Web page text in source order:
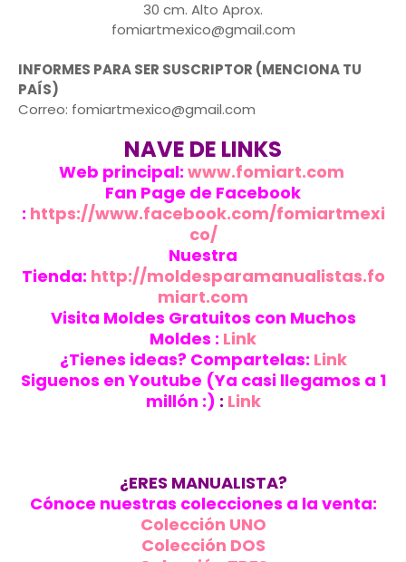
30 cm. Alto Aprox.
fomiartmexico@gmail.com
INFORMES PARA SER SUSCRIPTOR (MENCIONA TU
PAÍS)
Correo: fomiartmexico@gmail.com
NAVE DE LINKS
Web principal: www.fomiart.com
Fan Page de Facebook
: https://www.facebook.com/fomiartmexi
co/
Nuestra
Tienda: http://moldesparamanualistas.fo
miart.com
Visita Moldes Gratuitos con Muchos
Moldes : Link
¿Tienes ideas? Compartelas: Link
Siguenos en Youtube (Ya casi llegamos a 1
millón :) : Link
¿ERES MANUALISTA?
Cónoce nuestras colecciones a la venta:
Colección UNO
Colección DOS